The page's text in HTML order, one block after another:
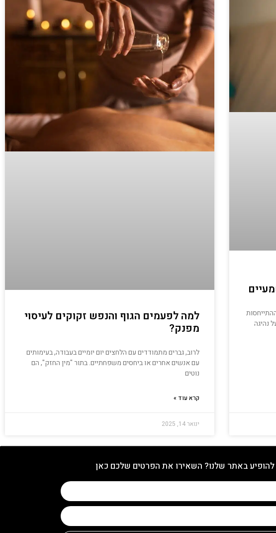
נהיגה
למה לפעמים הגוף והנפש זקוקים לעיסוי
מפנק?
לרוב, גברים מתמודדים עם הלחצים יום יומיים בעבודה, בעימותים
עם אנשים אחרים או ביחסים משפחתיים. בתור "מין החזק", הם
נוטים
קרא עוד »
ינואר 14, 2025
להופיע באתר שלנו? השאירו את הפרטים שלכם כאן